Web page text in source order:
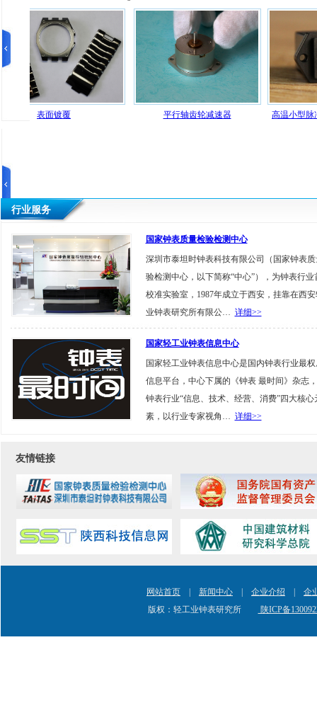
平行轴齿轮减速器 高温小型脉冲计数器（
行业服务
国家钟表质量检验检测中心
深圳市泰坦时钟表科技有限公司（国家钟表质
验检测中心，以下简称“中心”），为钟表行业
校准实验室，1987年成立于西安，挂靠在西
业钟表研究所有限公… 详细>>
国家轻工业钟表信息中心
国家轻工业钟表信息中心是国内钟表行业最
信息平台，中心下属的《钟表 最时间》杂志
钟表行业“信息、技术、经营、消费”四大核心
素，以行业专家视角… 详细>>
友情链接
网站首页 新闻中心 企业介绍
企
版权：轻工业钟表研究所
陕ICP备